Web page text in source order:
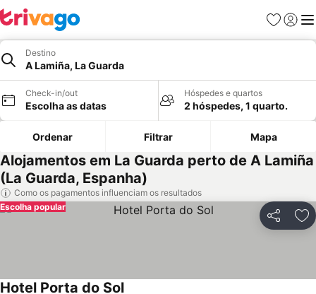
Favoritos
Iniciar
Destino
A Lamiña, La Guarda
Check-in/out
Escolha as datas
Hóspedes e quartos
2 hóspedes, 1 quarto.
Ordenar Filtrar Mapa
Alojamentos em La Guarda perto de A Lamiña
(La Guarda, Espanha)
Como os pagamentos influenciam os resultados
Partilhar
Escolha popular
Hotel Porta do Sol